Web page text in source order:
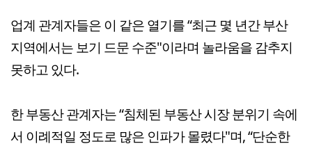
업계 관계자들은 이 같은 열기를 “최근 몇 년간 부산
지역에서는 보기 드문 수준"이라며 놀라움을 감추지
못하고 있다.
한 부동산 관계자는 “침체된 부동산 시장 분위기 속에
서 이례적일 정도로 많은 인파가 몰렸다"며, “단순한